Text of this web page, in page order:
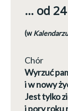
… od
(w
Chór
Wyrzuć
i w nowy
Jest tylko
i pory roku